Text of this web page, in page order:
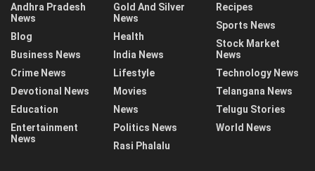
Andhra Pradesh
News
Blog
Business News
Crime News
Devotional News
Education
Entertainment
News
Gold And Silver
News
Health
India News
Lifestyle
Movies
News
Politics News
Rasi Phalalu
Recipes
Sports News
Stock Market
News
Technology News
Telangana News
Telugu Stories
World News